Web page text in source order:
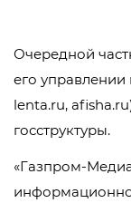
Очередной
его
lenta.ru,
госструктуры.
«Газпром-